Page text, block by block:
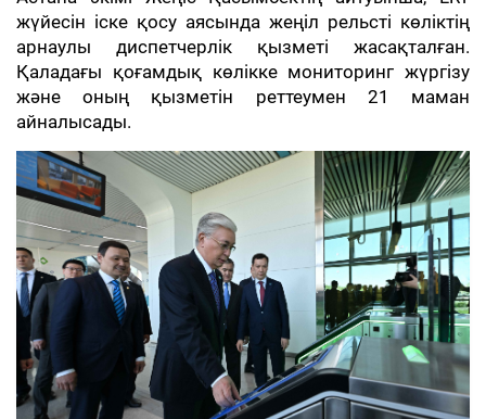
жүйесін іске қосу аясында жеңіл рельсті көліктің
арнаулы диспетчерлік қызметі жасақталған.
Қаладағы қоғамдық көлікке мониторинг жүргізу
және оның қызметін реттеумен 21 маман
айналысады.